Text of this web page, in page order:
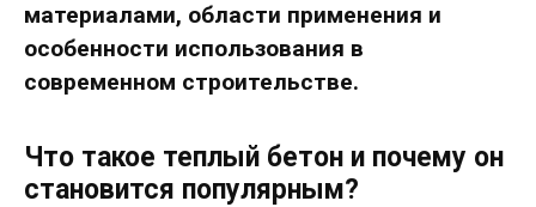
материалами, области применения и
особенности использования в
современном строительстве.
Что такое теплый бетон и почему он
становится популярным?